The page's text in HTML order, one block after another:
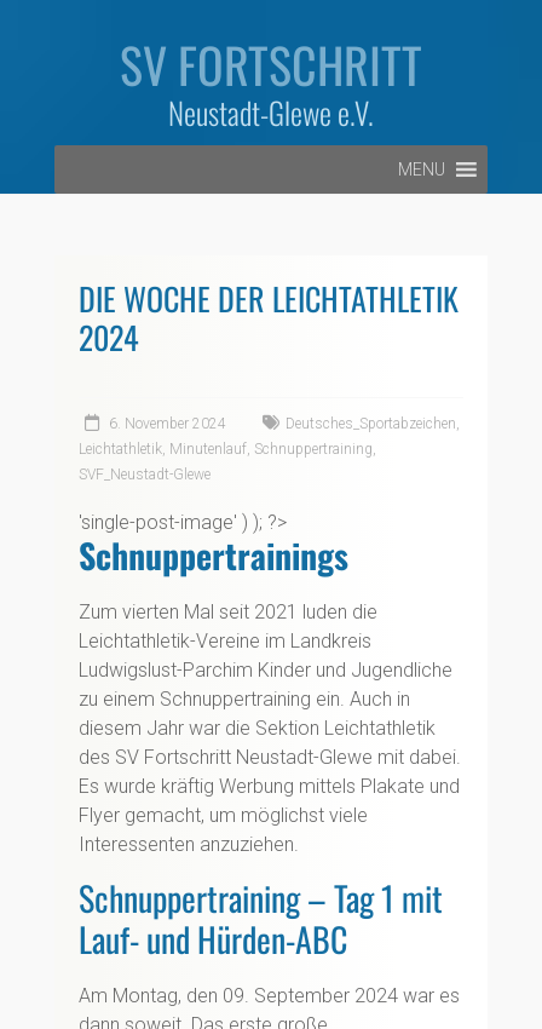
SV FORTSCHRITT
Neustadt-Glewe e.V.
MENU
DIE WOCHE DER LEICHTATHLETIK
2024
6. November 2024 Deutsches_Sportabzeichen,
Leichtathletik, Minutenlauf, Schnuppertraining,
SVF_Neustadt-Glewe
'single-post-image' ) ); ?>
Schnuppertrainings
Zum vierten Mal seit 2021 luden die
Leichtathletik-Vereine im Landkreis
Ludwigslust-Parchim Kinder und Jugendliche
zu einem Schnuppertraining ein. Auch in
diesem Jahr war die Sektion Leichtathletik
des SV Fortschritt Neustadt-Glewe mit dabei.
Es wurde kräftig Werbung mittels Plakate und
Flyer gemacht, um möglichst viele
Interessenten anzuziehen.
Schnuppertraining – Tag 1 mit
Lauf- und Hürden-ABC
Am Montag, den 09. September 2024 war es